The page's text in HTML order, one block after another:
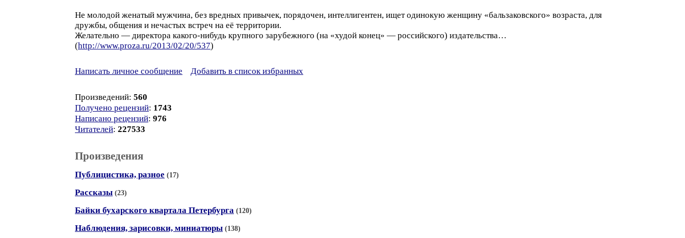
Не молодой женатый мужчина, без вредных привычек, порядочен, интеллигентен, ищет одинокую женщину «бальзаковского» возраста, для
дружбы, общения и нечастых встреч на её территории.
Желательно — директора какого-нибудь крупного зарубежного (на «худой конец» — российского) издательства…
(http://www.proza.ru/2013/02/20/537)
Написать личное сообщение Добавить в список избранных
Произведений: 560
Получено рецензий: 1743
Написано рецензий: 976
Читателей: 227533
Произведения
Публицистика, разное (17)
Рассказы (23)
Байки бухарского квартала Петербурга (120)
Наблюдения, зарисовки, миниатюры (138)